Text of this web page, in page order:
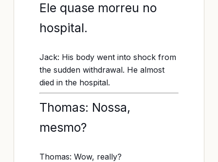
Ele quase morreu no
hospital.
Jack: His body went into shock from
the sudden withdrawal. He almost
died in the hospital.
Thomas: Nossa,
mesmo?
Thomas: Wow, really?